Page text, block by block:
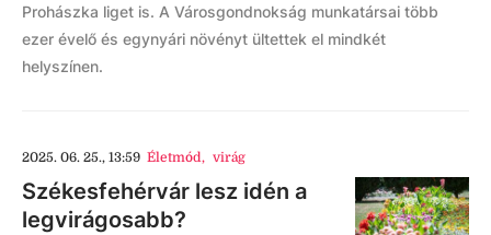
Prohászka liget is. A Városgondnokság munkatársai több
ezer évelő és egynyári növényt ültettek el mindkét
helyszínen.
2025. 06. 25., 13:59 Életmód, virág
Székesfehérvár lesz idén a
legvirágosabb?